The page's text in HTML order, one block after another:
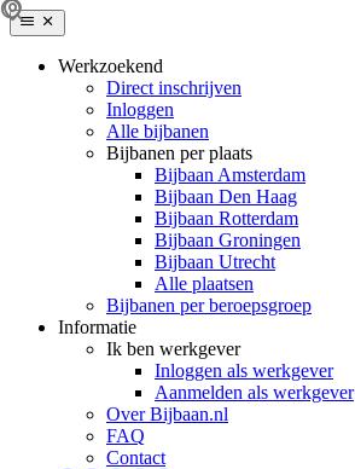
Werkzoekend
Direct inschrijven
Inloggen
Alle bijbanen
Bijbanen per plaats
Bijbaan Amsterdam
Bijbaan Den Haag
Bijbaan Rotterdam
Bijbaan Groningen
Bijbaan Utrecht
Alle plaatsen
Bijbanen per beroepsgroep
Informatie
Ik ben werkgever
Inloggen als werkgever
Aanmelden als werkgever
Over Bijbaan.nl
FAQ
Contact